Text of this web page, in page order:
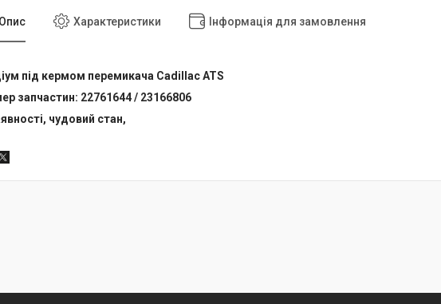
Опис Характеристики Інформація для замовлення
під кермом перемикача Cadillac ATS
запчастин: 22761644 / 23166806
чудовий стан,